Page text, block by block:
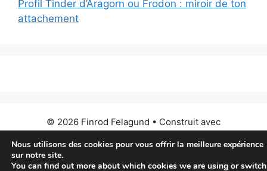
Profil Tinder d’Aragorn ou Frodon : miroir de ton
attachement
© 2026 Finrod Felagund • Construit avec
Nous utilisons des cookies pour vous offrir la meilleure expérience
sur notre site.
You can find out more about which cookies we are using or switch